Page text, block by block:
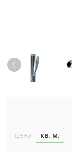
цена кв. м.